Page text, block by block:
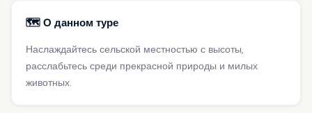
🗺️ О данном туре
Наслаждайтесь сельской местностью с высоты,
расслабьтесь среди прекрасной природы и милых
животных.